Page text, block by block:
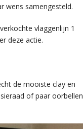
wens samengesteld.
vlaggenlijn 1
deze actie.
de mooiste clay en
of paar oorbellen